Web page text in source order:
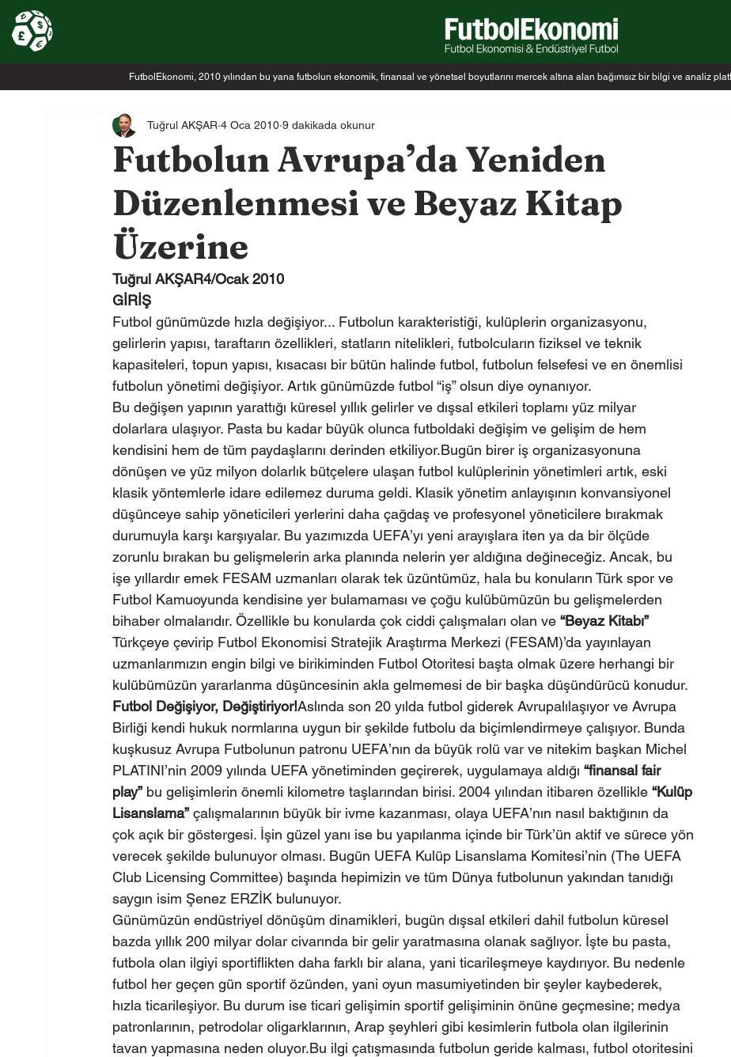
FutbolEkonomi, 2010 yılından bu yana futbolun ekonomik, finansal ve yönetsel boyutlarını mercek altına alan bağımsız bir bilgi ve analiz
Futbolun Avrupa’da Yeniden
Düzenlenmesi ve Beyaz Kitap
Üzerine
Tuğrul AKŞAR 4 Oca 2010 9 dakikada okunur
Tuğrul AKŞAR4/Ocak 2010
GİRİŞ
Futbol günümüzde hızla değişiyor... Futbolun karakteristiği, kulüplerin organizasyonu,
gelirlerin yapısı, taraftarın özellikleri, statların nitelikleri, futbolcuların fiziksel ve teknik
kapasiteleri, topun yapısı, kısacası bir bütün halinde futbol, futbolun felsefesi ve en önemlisi
futbolun yönetimi değişiyor. Artık günümüzde futbol “iş” olsun diye oynanıyor.
Bu değişen yapının yarattığı küresel yıllık gelirler ve dışsal etkileri toplamı yüz milyar
dolarlara ulaşıyor. Pasta bu kadar büyük olunca futboldaki değişim ve gelişim de hem
kendisini hem de tüm paydaşlarını derinden etkiliyor.Bugün birer iş organizasyonuna
dönüşen ve yüz milyon dolarlık bütçelere ulaşan futbol kulüplerinin yönetimleri artık, eski
klasik yöntemlerle idare edilemez duruma geldi. Klasik yönetim anlayışının konvansiyonel
düşünceye sahip yöneticileri yerlerini daha çağdaş ve profesyonel yöneticilere bırakmak
durumuyla karşı karşıyalar. Bu yazımızda UEFA’yı yeni arayışlara iten ya da bir ölçüde
zorunlu bırakan bu gelişmelerin arka planında nelerin yer aldığına değineceğiz. Ancak, bu
işe yıllardır emek FESAM uzmanları olarak tek üzüntümüz, hala bu konuların Türk spor ve
Futbol Kamuoyunda kendisine yer bulamaması ve çoğu kulübümüzün bu gelişmelerden
bihaber olmalarıdır. Özellikle bu konularda çok ciddi çalışmaları olan ve “Beyaz Kitabı”
Türkçeye çevirip Futbol Ekonomisi Stratejik Araştırma Merkezi (FESAM)’da yayınlayan
uzmanlarımızın engin bilgi ve birikiminden Futbol Otoritesi başta olmak üzere herhangi bir
kulübümüzün yararlanma düşüncesinin akla gelmemesi de bir başka düşündürücü konudur.
Futbol Değişiyor, Değiştiriyor!Aslında son 20 yılda futbol giderek Avrupalılaşıyor ve Avrupa
Birliği kendi hukuk normlarına uygun bir şekilde futbolu da biçimlendirmeye çalışıyor. Bunda
kuşkusuz Avrupa Futbolunun patronu UEFA’nın da büyük rolü var ve nitekim başkan Michel
PLATINI’nin 2009 yılında UEFA yönetiminden geçirerek, uygulamaya aldığı “finansal fair
play” bu gelişimlerin önemli kilometre taşlarından birisi. 2004 yılından itibaren özellikle “Kulüp
Lisanslama” çalışmalarının büyük bir ivme kazanması, olaya UEFA’nın nasıl baktığının da
çok açık bir göstergesi. İşin güzel yanı ise bu yapılanma içinde bir Türk’ün aktif ve sürece yön
verecek şekilde bulunuyor olması. Bugün UEFA Kulüp Lisanslama Komitesi’nin (The UEFA
Club Licensing Committee) başında hepimizin ve tüm Dünya futbolunun yakından tanıdığı
saygın isim Şenez ERZİK bulunuyor.
Günümüzün endüstriyel dönüşüm dinamikleri, bugün dışsal etkileri dahil futbolun küresel
bazda yıllık 200 milyar dolar civarında bir gelir yaratmasına olanak sağlıyor. İşte bu pasta,
futbola olan ilgiyi sportiflikten daha farklı bir alana, yani ticarileşmeye kaydırıyor. Bu nedenle
futbol her geçen gün sportif özünden, yani oyun masumiyetinden bir şeyler kaybederek,
hızla ticarileşiyor. Bu durum ise ticari gelişimin sportif gelişiminin önüne geçmesine; medya
patronlarının, petrodolar oligarklarının, Arap şeyhleri gibi kesimlerin futbola olan ilgilerinin
tavan yapmasına neden oluyor.Bu ilgi çatışmasında futbolun geride kalması, futbol otoritesini